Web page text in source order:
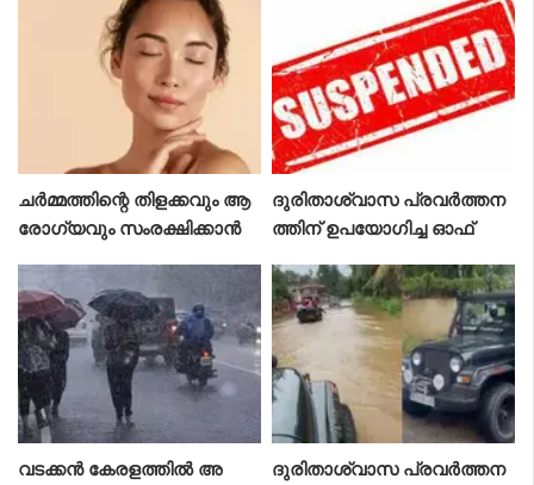
പൊലീസ് മേധാവികൾക്കും
എൻഎച്ച്ആർസി നോട്ടീസ്
നാവികസേനയുടെ കസ്റ്റ
ഡിയിൽ
ചർമ്മത്തിന്റെ തിളക്കവും ആ
രോഗ്യവും സംരക്ഷിക്കാൻ
ദുരിതാശ്വാസ പ്രവർത്തന
ത്തിന് ഉപയോഗിച്ച ഓഫ്
എംവിഡി ഉദ്യോഗസ്ഥന് സ
സ്‌പെൻഷൻ
വടക്കൻ കേരളത്തിൽ അ
ദുരിതാശ്വാസ പ്രവർത്തന